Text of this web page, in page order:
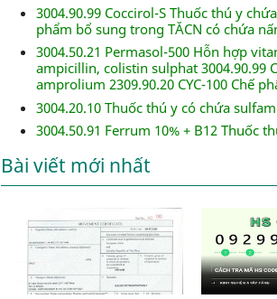
3004.90.99 Coccirol-S Thuốc thú y
phẩm bổ sung trong TĂCN có chứa
3004.50.21 Permasol-500 Hỗn hợp
ampicillin, colistin sulphat 3004.90.99
amprolium 2309.90.20 CYC-100 Chế
3004.20.10 Thuốc thú y có chứa
3004.50.91 Ferrum 10% + B12 Thuốc
Bài viết mới nhất